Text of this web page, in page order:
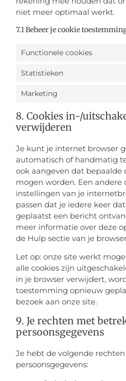
niet meer optimaal werkt.
7.1 Beheer je cookie
Functionele cookies
Statistieken
Marketing
8. Cookies in-/
verwijderen
Je kunt je internet browser
automatisch of handmatig
ook aangeven dat bepaalde
mogen worden. Een andere
instellingen van je
passen dat je iedere keer
geplaatst een bericht
meer informatie over deze
de Hulp sectie van je
Let op: onze site werkt
alle cookies zijn
in je browser verwijdert,
toestemming opnieuw
bezoek aan onze site.
9. Je rechten met
persoonsgegevens
Je hebt de volgende
persoonsgegevens: